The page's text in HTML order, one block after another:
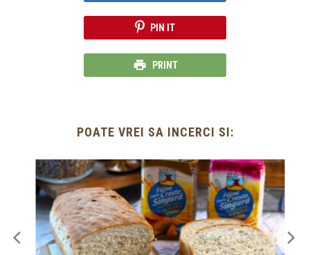
PIN IT
PRINT
POATE VREI SA INCERCI SI: